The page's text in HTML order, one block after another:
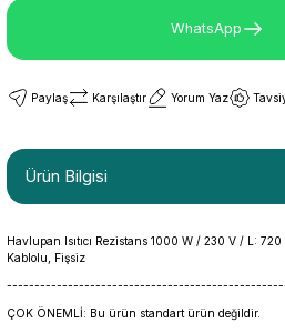
WhatsApp
Paylaş Karşılaştır Yorum Yaz
Ürün Bilgisi
Havlupan Isıtıcı Rezistans 1000 W / 230 V / L:
Kablolu, Fişsiz
ÇOK ÖNEMLİ: Bu ürün standart ürün değildir.